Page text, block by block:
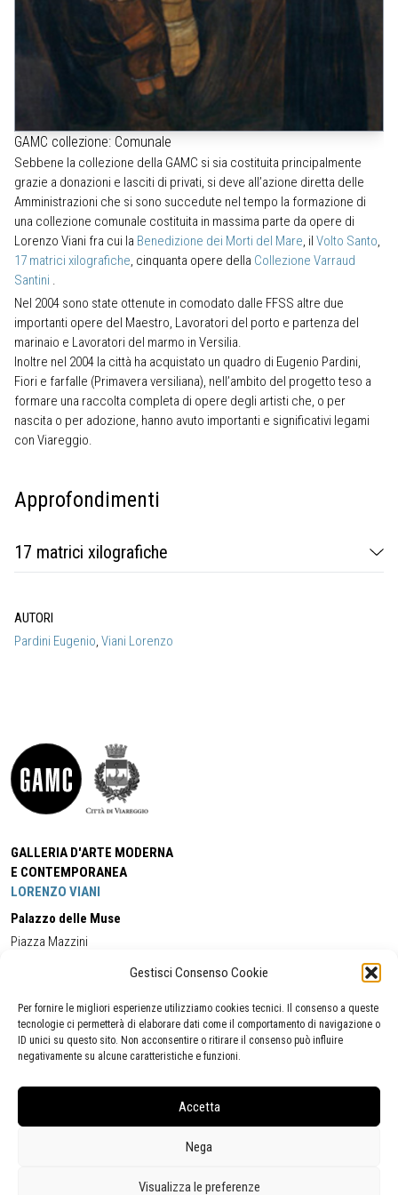
Gestisci Consenso Cookie
Per fornire le migliori esperienze utilizziamo cookies tecnici. Il consenso a queste
tecnologie ci permetterà di elaborare dati come il comportamento di navigazione o
ID unici su questo sito. Non acconsentire o ritirare il consenso può influire
negativamente su alcune caratteristiche e funzioni.
Accetta
Nega
Visualizza le preferenze
GAMC collezione: Comunale
Sebbene la collezione della GAMC si sia costituita principalmente
grazie a donazioni e lasciti di privati, si deve all’azione diretta delle
Amministrazioni che si sono succedute nel tempo la formazione di
una collezione comunale costituita in massima parte da opere di
Lorenzo Viani fra cui la Benedizione dei Morti del Mare, il Volto Santo,
17 matrici xilografiche, cinquanta opere della Collezione Varraud
Santini .
Nel 2004 sono state ottenute in comodato dalle FFSS altre due
importanti opere del Maestro, Lavoratori del porto e partenza del
marinaio e Lavoratori del marmo in Versilia.
Inoltre nel 2004 la città ha acquistato un quadro di Eugenio Pardini,
Fiori e farfalle (Primavera versiliana), nell’ambito del progetto teso a
formare una raccolta completa di opere degli artisti che, o per
nascita o per adozione, hanno avuto importanti e significativi legami
con Viareggio.
Approfondimenti
17 matrici xilografiche
AUTORI
Pardini Eugenio, Viani Lorenzo
GALLERIA D'ARTE MODERNA
E CONTEMPORANEA
LORENZO VIANI
Palazzo delle Muse
Piazza Mazzini
Cell:+39 338 5714978 (orario apertura Galleria)
Tel:
+39 0584 944580
(orario 09.00/13.00)
Email:gamc@comune.viareggio.lu.it
Segnalazione di inaccessibilità